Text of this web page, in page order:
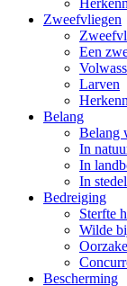
Zweefvliegen
Een
Larven
Belang
Belang
In
In
In
Bedreiging
Sterfte
Wilde
Bescherming